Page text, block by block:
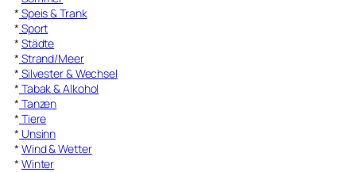
* Speis & Trank
* Sport
* Städte
* Strand/Meer
* Silvester & Wechsel
* Tabak & Alkohol
* Tanzen
* Tiere
* Unsinn
* Wind & Wetter
* Winter